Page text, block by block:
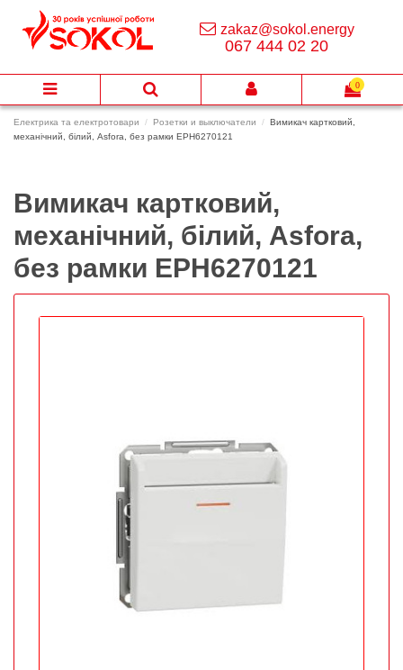
Електрика та електротовари Розетки и выключатели
Вимикач картковий,
механічний, білий, Asfora, без рамки EPH6270121
Вимикач картковий,
механічний, білий, Asfora,
без рамки EPH6270121
zakaz@sokol.energy
067 444 02 20
0